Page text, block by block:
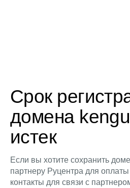
Срок
домена
истек
Если вы хотите сохранить
партнеру Руцентра для
контакты для связи с